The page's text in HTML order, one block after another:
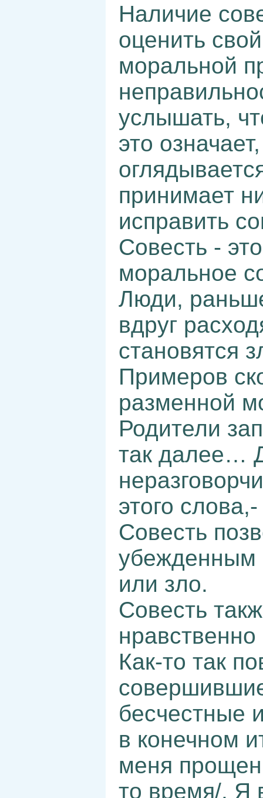
Наличие
оценить
моральной
услышать,
это
принимает
исправить
Совесть -
моральное
Люди,
вдруг
становятся
Примеров
разменной
Родители
так далее…
этого
Совесть
убежденным
или зло.
Совесть
нравственно
Как-то так
бесчестные
в конечном
меня
то время/. Я